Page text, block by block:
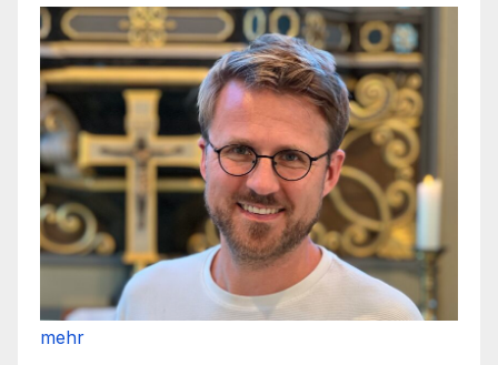
mehr